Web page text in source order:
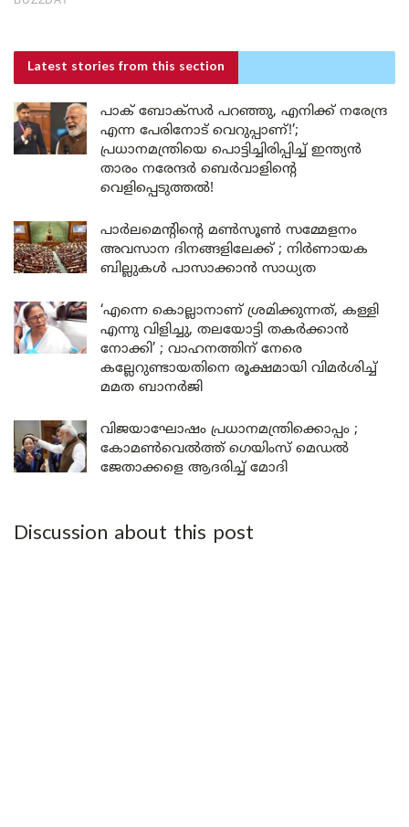
Latest stories from this section
പാക് ബോക്സർ പറഞ്ഞു, എനിക്ക് നരേന്ദ്ര
എന്ന പേരിനോട് വെറുപ്പാണ്!’;
പ്രധാനമന്ത്രിയെ പൊട്ടിച്ചിരിപ്പിച്ച് ഇന്ത്യൻ
താരം നരേന്ദർ ബെർവാളിന്റെ
വെളിപ്പെടുത്തൽ!
പാർലമെന്റിന്റെ മൺസൂൺ സമ്മേളനം
അവസാന ദിനങ്ങളിലേക്ക് ; നിർണായക
ബില്ലുകൾ പാസാക്കാൻ സാധ്യത
‘എന്നെ കൊല്ലാനാണ് ശ്രമിക്കുന്നത്, കള്ളി
എന്നു വിളിച്ചു, തലയോട്ടി തകർക്കാൻ
നോക്കി’ ; വാഹനത്തിന് നേരെ
കല്ലേറുണ്ടായതിനെ രൂക്ഷമായി വിമർശിച്ച്
മമത ബാനർജി
വിജയാഘോഷം പ്രധാനമന്ത്രിക്കൊപ്പം ;
കോമൺവെൽത്ത് ഗെയിംസ് മെഡൽ
ജേതാക്കളെ ആദരിച്ച് മോദി
Discussion about this post